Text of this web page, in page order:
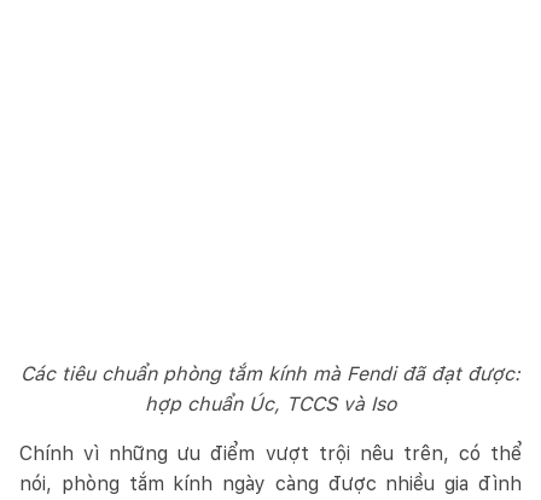
Các tiêu chuẩn phòng tắm kính mà Fendi đã đạt được:
hợp chuẩn Úc, TCCS và Iso
Chính vì những ưu điểm vượt trội nêu trên, có thể
nói, phòng tắm kính ngày càng được nhiều gia đình